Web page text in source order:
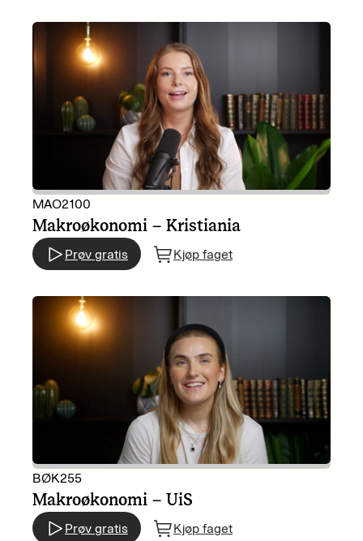
MAO2100
Makroøkonomi – Kristiania
Prøv gratis Kjøp faget
BØK255
Makroøkonomi – UiS
Prøv gratis Kjøp faget